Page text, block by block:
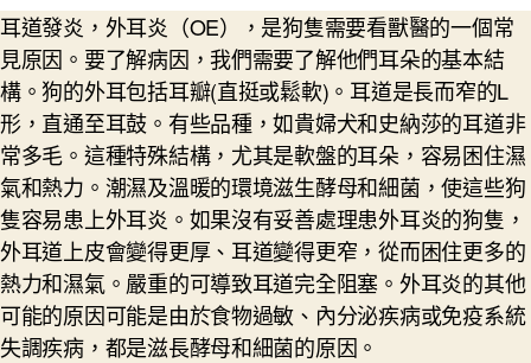
耳道發炎，外耳炎（OE），是狗隻需要看獸醫的一個常
見原因。要了解病因，我們需要了解他們耳朵的基本結
構。狗的外耳包括耳瓣(直挺或鬆軟)。耳道是長而窄的L
形，直通至耳鼓。有些品種，如貴婦犬和史納莎的耳道非
常多毛。這種特殊結構，尤其是軟盤的耳朵，容易困住濕
氣和熱力。潮濕及溫暖的環境滋生酵母和細菌，使這些狗
隻容易患上外耳炎。如果沒有妥善處理患外耳炎的狗隻，
外耳道上皮會變得更厚、耳道變得更窄，從而困住更多的
熱力和濕氣。嚴重的可導致耳道完全阻塞。外耳炎的其他
可能的原因可能是由於食物過敏、內分泌疾病或免疫系統
失調疾病，都是滋長酵母和細菌的原因。